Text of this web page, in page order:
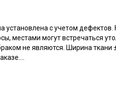
установлена с учетом
местами могут встречаться
не являются. Ширина ткани